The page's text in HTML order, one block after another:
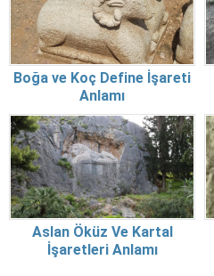
Boğa ve Koç Define İşareti
Anlamı
Aslan Öküz Ve Kartal
İşaretleri Anlamı